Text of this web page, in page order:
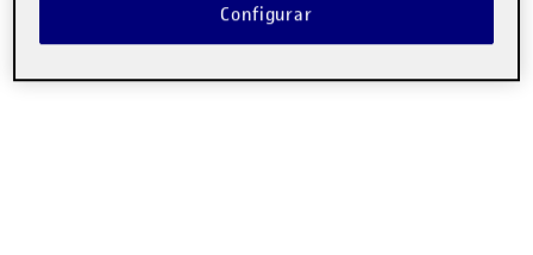
Configurar